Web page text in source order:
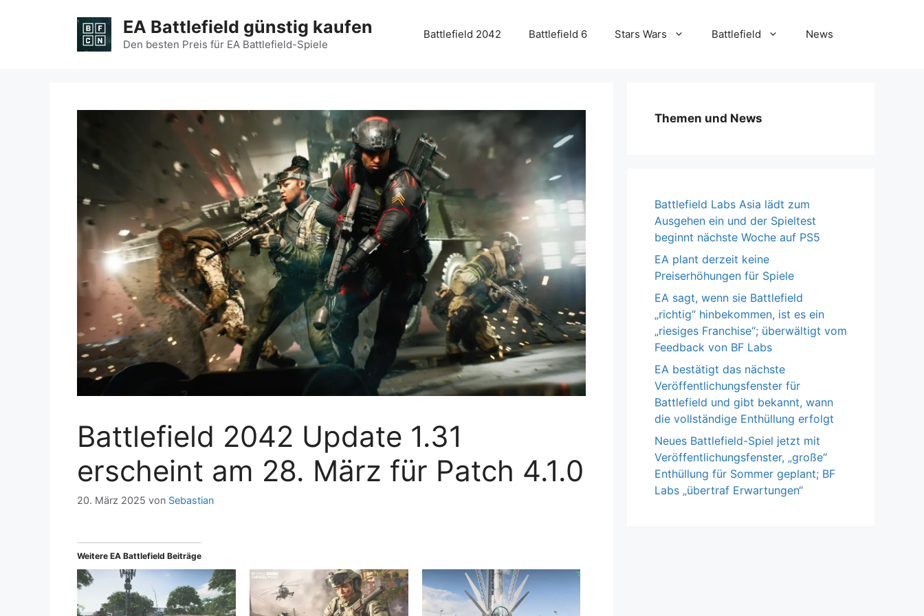
EA Battlefield günstig kaufen
Den besten Preis für EA Battlefield-Spiele
Battlefield 2042 Battlefield 6 Stars Wars Battlefield News
Battlefield 2042 Update 1.31
erscheint am 28. März für Patch 4.1.0
20. März 2025 von Sebastian
Weitere EA Battlefield Beiträge
Themen und News
Battlefield Labs Asia lädt zum
Ausgehen ein und der Spieltest
beginnt nächste Woche auf PS5
EA plant derzeit keine
Preiserhöhungen für Spiele
EA sagt, wenn sie Battlefield
„richtig“ hinbekommen, ist es ein
„riesiges Franchise“; überwältigt vom
Feedback von BF Labs
EA bestätigt das nächste
Veröffentlichungsfenster für
Battlefield und gibt bekannt, wann
die vollständige Enthüllung erfolgt
Neues Battlefield-Spiel jetzt mit
Veröffentlichungsfenster, „große“
Enthüllung für Sommer geplant; BF
Labs „übertraf Erwartungen“